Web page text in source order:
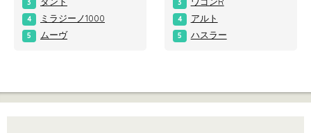
3
4 ミラジーノ1000
5 ムーヴ
3
4 アルト
5 ハスラー